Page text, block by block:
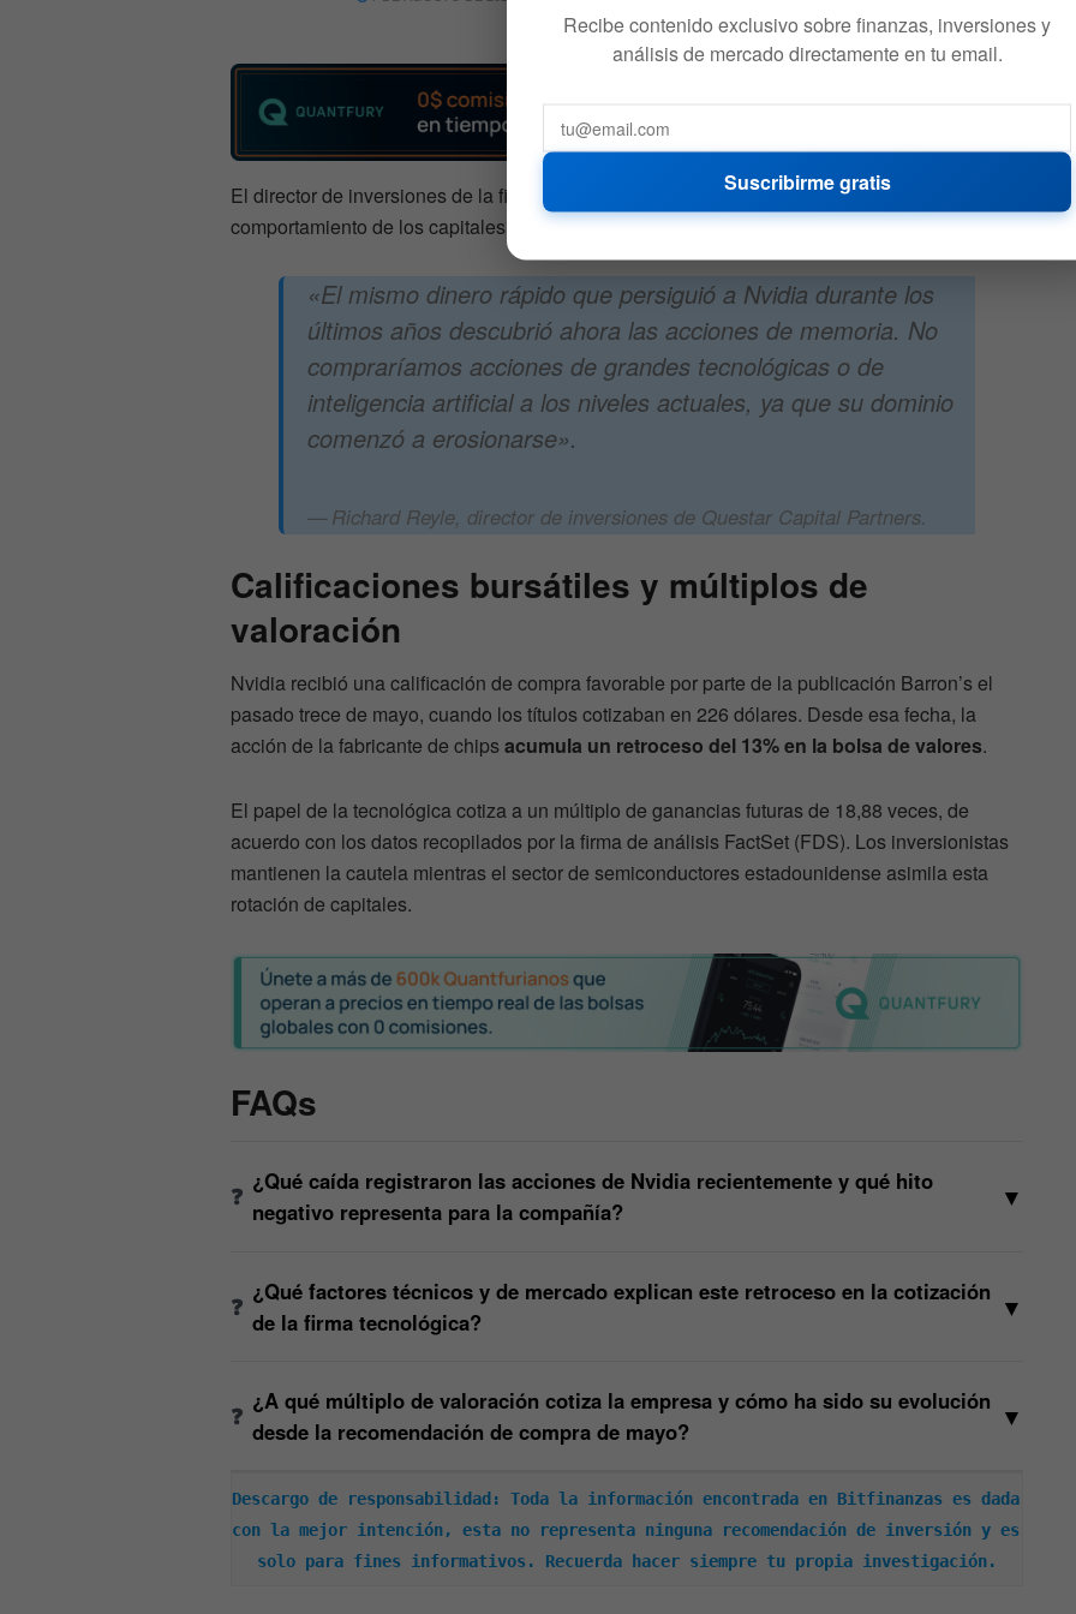
El director de inversiones de la firma Questar Capital Partners, Richard Reyle, analizó el
comportamiento de los capitales de corto plazo en este segmento:
«El mismo dinero rápido que persiguió a Nvidia durante los
últimos años descubrió ahora las acciones de memoria. No
compraríamos acciones de grandes tecnológicas o de
inteligencia artificial a los niveles actuales, ya que su dominio
comenzó a erosionarse».
Richard Reyle, director de inversiones de Questar Capital Partners.
Calificaciones bursátiles y múltiplos de
valoración
Nvidia recibió una calificación de compra favorable por parte de la publicación Barron’s el
pasado trece de mayo, cuando los títulos cotizaban en 226 dólares. Desde esa fecha, la
acción de la fabricante de chipsacumula un retroceso del 13% en la bolsa de valores.
El papel de la tecnológica cotiza a un múltiplo de ganancias futuras de 18,88 veces, de
acuerdo con los datos recopilados por la firma de análisis FactSet (FDS). Los inversionistas
mantienen la cautela mientras el sector de semiconductores estadounidense asimila esta
rotación de capitales.
FAQs
¿Qué caída registraron las acciones de Nvidia recientemente y qué hito
negativo representa para la compañía?
▼
¿Qué factores técnicos y de mercado explican este retroceso en la cotización
de la firma tecnológica?
▼
¿A qué múltiplo de valoración cotiza la empresa y cómo ha sido su evolución
desde la recomendación de compra de mayo?
▼
Descargo de responsabilidad: Toda la información encontrada en Bitfinanzas es dada
con la mejor intención, esta no representa ninguna recomendación de inversión y es
solo para fines informativos. Recuerda hacer siempre tu propia investigación.
Recibe contenido exclusivo sobre finanzas, inversiones y
análisis de mercado directamente en tu email.
Suscribirme gratis